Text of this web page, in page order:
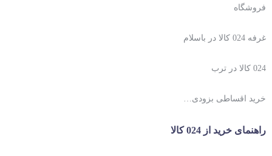
فروشگاه
غرفه 024 کالا در باسلام
024 کالا در ترب
خرید اقساطی بزودی…
راهنمای خرید از 024 کالا